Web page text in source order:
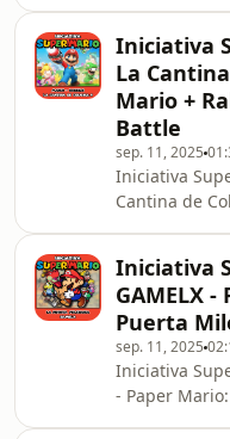
Con motivo
franquicia de
desde el
Iniciativa
colaborativo
podcasters
fontanero
Con motivo
franquicia de
desde el
hasta sus
Iniciativa
La
Mario +
Battle
sep. 11, 2025
Iniciativa
Cantina de
https://
Iniciativa
colaborativo
podcasters
fontanero
Con motivo
franquicia de
Iniciativa
GAMELX
Puerta
sep. 11, 2025
Iniciativa
- Paper Mario: